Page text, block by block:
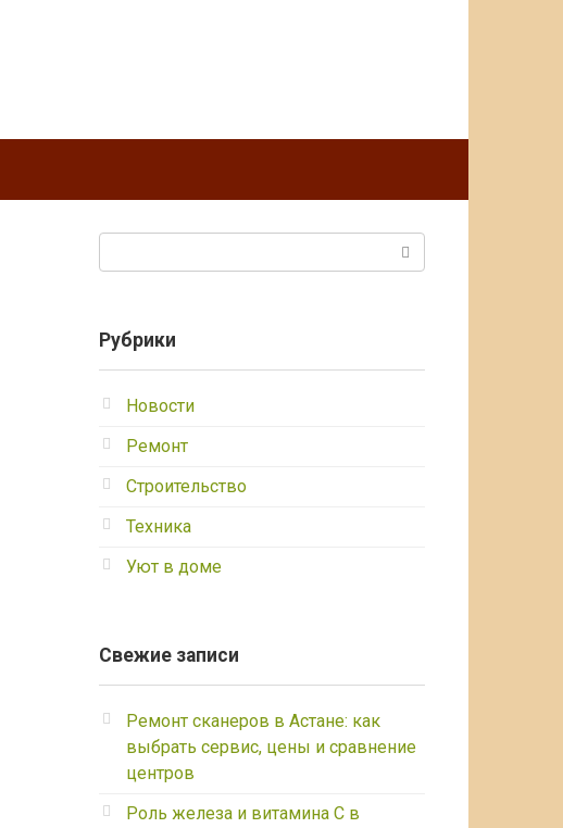
Рубрики
Новости
Ремонт
Строительство
Техника
Уют в доме
Свежие записи
Ремонт сканеров в Астане: как
выбрать сервис, цены и сравнение
центров
Роль железа и витамина С в